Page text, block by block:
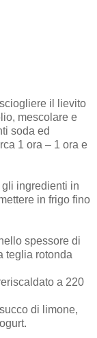
il lievito
mescolare e
soda ed
1 ora – 1 ora e
ingredienti in
in frigo fino
spessore di
teglia rotonda
a 220
di limone,